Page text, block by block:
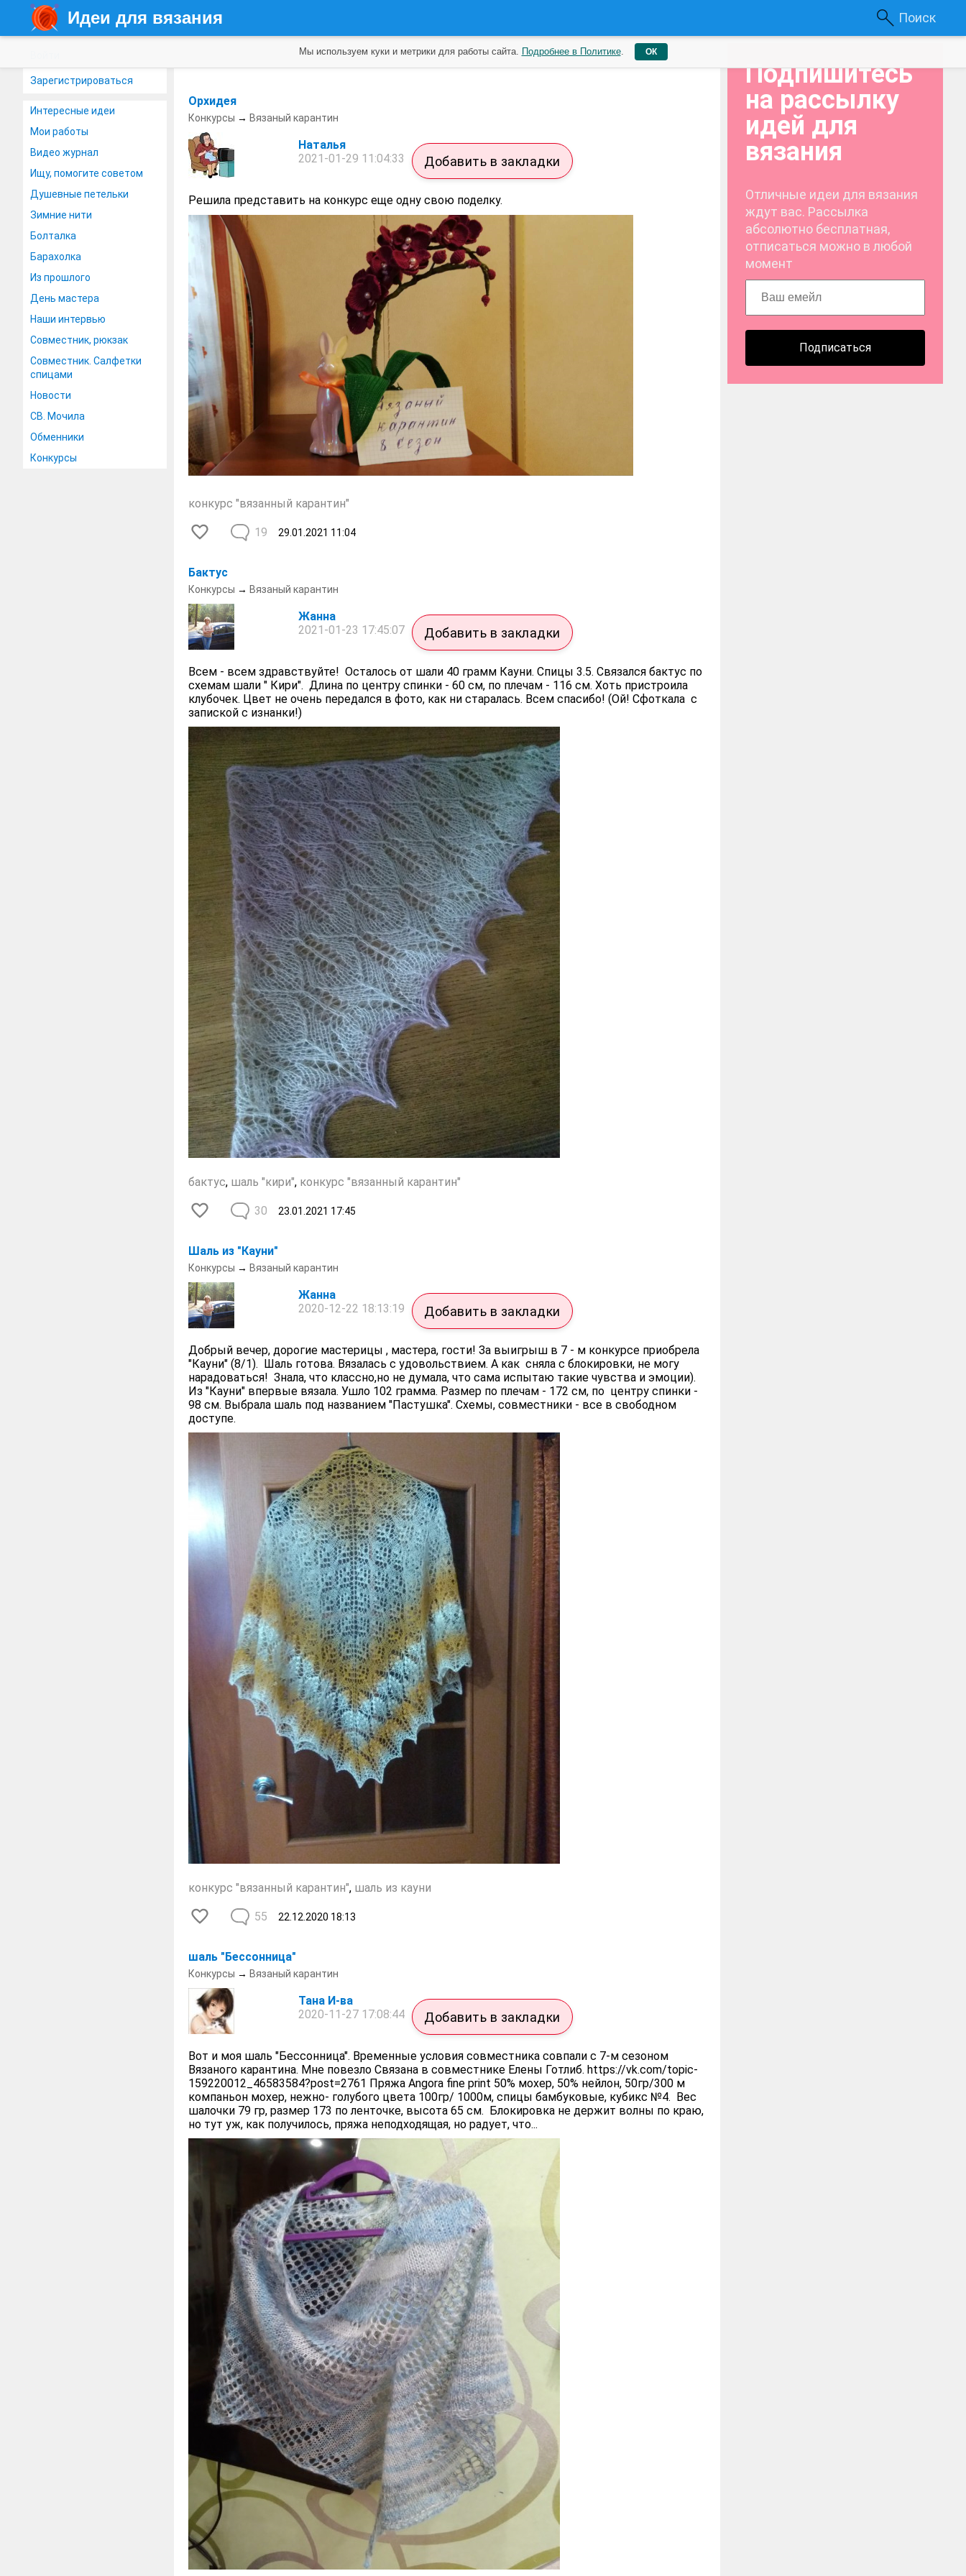
Идеи для вязания Поиск
Зарегистрироваться
Интересные идеи
Мои работы
Видео журнал
Ищу, помогите советом
Душевные петельки
Зимние нити
Болталка
Барахолка
Из прошлого
День мастера
Наши интервью
Совместник, рюкзак
Совместник. Салфетки
спицами
Новости
СВ. Мочила
Обменники
Конкурсы
Орхидея
Конкурсы → Вязаный карантин
Наталья
2021-01-29 11:04:33
Добавить в закладки
Решила представить на конкурс еще одну свою поделку.
конкурс "вязанный карантин"
29.01.2021 11:04
19
Бактус
Конкурсы → Вязаный карантин
Жанна
2021-01-23 17:45:07
Добавить в закладки
Всем - всем здравствуйте! Осталось от шали 40 грамм Кауни. Спицы 3.5. Связался бактус по
схемам шали " Кири". Длина по центру спинки - 60 см, по плечам - 116 см. Хоть пристроила
клубочек. Цвет не очень передался в фото, как ни старалась. Всем спасибо! (Ой! Сфоткала с
запиской с изнанки!)
бактус, шаль "кири", конкурс "вязанный карантин"
23.01.2021 17:45
30
Шаль из "Кауни"
Конкурсы → Вязаный карантин
Жанна
2020-12-22 18:13:19
Добавить в закладки
Добрый вечер, дорогие мастерицы , мастера, гости! За выигрыш в 7 - м конкурсе приобрела
"Кауни" (8/1). Шаль готова. Вязалась с удовольствием. А как сняла с блокировки, не могу
нарадоваться! Знала, что классно,но не думала, что сама испытаю такие чувства и эмоции).
Из "Кауни" впервые вязала. Ушло 102 грамма. Размер по плечам - 172 см, по центру спинки -
98 см. Выбрала шаль под названием "Пастушка". Схемы, совместники - все в свободном
доступе.
конкурс "вязанный карантин", шаль из кауни
22.12.2020 18:13
55
шаль "Бессонница"
Конкурсы → Вязаный карантин
Тана И-ва
2020-11-27 17:08:44
Добавить в закладки
Вот и моя шаль "Бессонница". Временные условия совместника совпали с 7-м сезоном
Вязаного карантина. Мне повезло Связана в совместнике Елены Готлиб. https://vk.com/topic-
159220012_46583584?post=2761 Пряжа Angora fine print 50% мохер, 50% нейлон, 50гр/300 м
компаньон мохер, нежно- голубого цвета 100гр/ 1000м, спицы бамбуковые, кубикс №4. Вес
шалочки 79 гр, размер 173 по ленточке, высота 65 см. Блокировка не держит волны по краю,
но тут уж, как получилось, пряжа неподходящая, но радует, что...
Подпишитесь
на рассылку
идей для
вязания
Отличные идеи для вязания
ждут вас. Рассылка
абсолютно бесплатная,
отписаться можно в любой
момент
Подписаться
Мы используем куки и метрики для работы сайта. Подробнее в Политике. ОК